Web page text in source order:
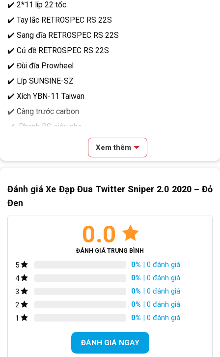
✔️ 2*11 líp 22 tốc
✔️ Tay lắc RETROSPEC RS 22S
✔️ Sang đĩa RETROSPEC RS 22S
✔️ Củ đề RETROSPEC RS 22S
✔️ Đùi đĩa Prowheel
✔️ Líp SUNSINE-SZ
✔️ Xích YBN-11 Taiwan
✔️ Càng trước carbon
✔️ Phanh RS siêu nhẹ
✔️ Lốp INNOVA-PRO 700X25C
xe dap dua Twitter Sniper 2.0 2020
Xem thêm
Đánh giá Xe Đạp Đua Twitter Sniper 2.0 2020 – Đỏ
Đen
0.0
ĐÁNH GIÁ TRUNG BÌNH
5 0% | 0 đánh giá
4
0% | 0 đánh giá
3
0% | 0 đánh giá
2
0% | 0 đánh giá
1
0% | 0 đánh giá
ĐÁNH GIÁ NGAY